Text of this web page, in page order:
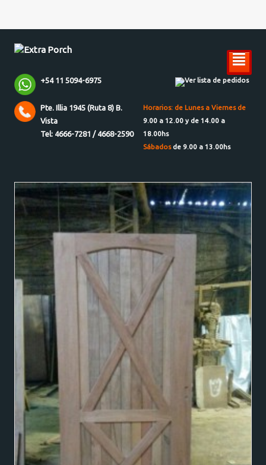
²
+54 11 5094-6975 Ver lista de pedidos
Pte. Illia 1945 (Ruta 8) B.
Vista
Tel: 4666-7281 / 4668-2590
Horarios: de Lunes a Viernes de
9.00 a 12.00 y de 14.00 a
18.00hs
Sábadosde 9.00 a 13.00hs